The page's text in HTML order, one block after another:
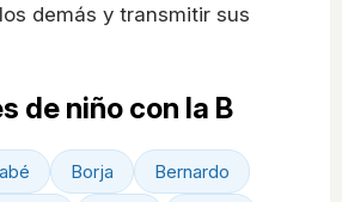
demás y transmitir sus
de niño con la B
Borja
Bernardo